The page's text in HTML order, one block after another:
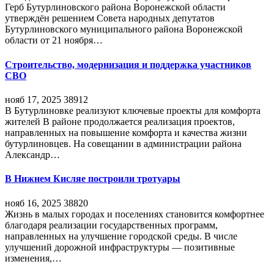
Герб Бутурлиновского района Воронежской области
утверждён решением Совета народных депутатов
Бутурлиновского муниципального района Воронежской
области от 21 ноября…
Строительство, модернизация и поддержка участников
СВО
нояб 17, 2025 38912
В Бутурлиновке реализуют ключевые проекты для комфорта
жителей В районе продолжается реализация проектов,
направленных на повышение комфорта и качества жизни
бутурлиновцев. На совещании в администрации района
Александр…
В Нижнем Кисляе построили тротуары
нояб 16, 2025 38820
Жизнь в малых городах и поселениях становится комфортнее
благодаря реализации государственных программ,
направленных на улучшение городской среды. В числе
улучшений дорожной инфраструктуры — позитивные
изменения,…